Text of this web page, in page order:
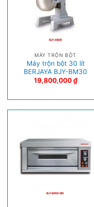
MÁY TRỘN BỘT
Máy trộn bột 30 lít
BERJAYA BJY-BM30
19,800,000₫